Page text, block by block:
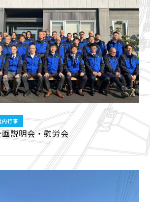
内行事
説明会・慰労会